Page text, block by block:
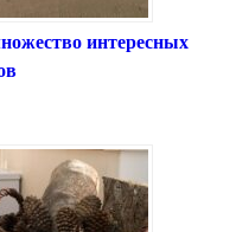
интересных